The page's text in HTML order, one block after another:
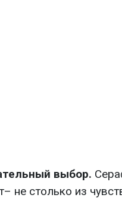
выбор.
не столько из